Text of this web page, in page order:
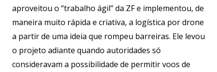
aproveitou o “trabalho ágil” da ZF e implementou, de
maneira muito rápida e criativa, a logística por drone
a partir de uma ideia que rompeu barreiras. Ele levou
o projeto adiante quando autoridades só
consideravam a possibilidade de permitir voos de